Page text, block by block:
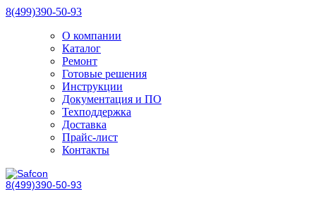
8(499)390-50-93
О компании
Каталог
Ремонт
Готовые решения
Инструкции
Документация и ПО
Техподдержка
Доставка
Прайс-лист
Контакты
8(499)390-50-93